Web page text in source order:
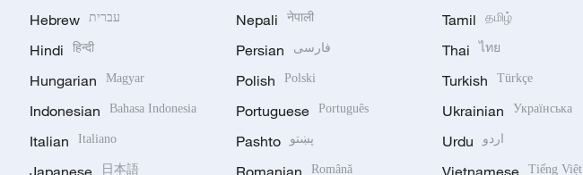
Hebrew עברית
Hindi हिन्दी
Hungarian Magyar
Indonesian Bahasa Indonesia
Italian Italiano
日本語
Nepali नेपाली
Persian فارسی
Polish Polski
Portuguese Português
Pashto پښتو
Română
Tamil தமிழ்
Thai ไทย
Turkish Türkçe
Ukrainian Українська
Urdu اردو
Tiếng Việt